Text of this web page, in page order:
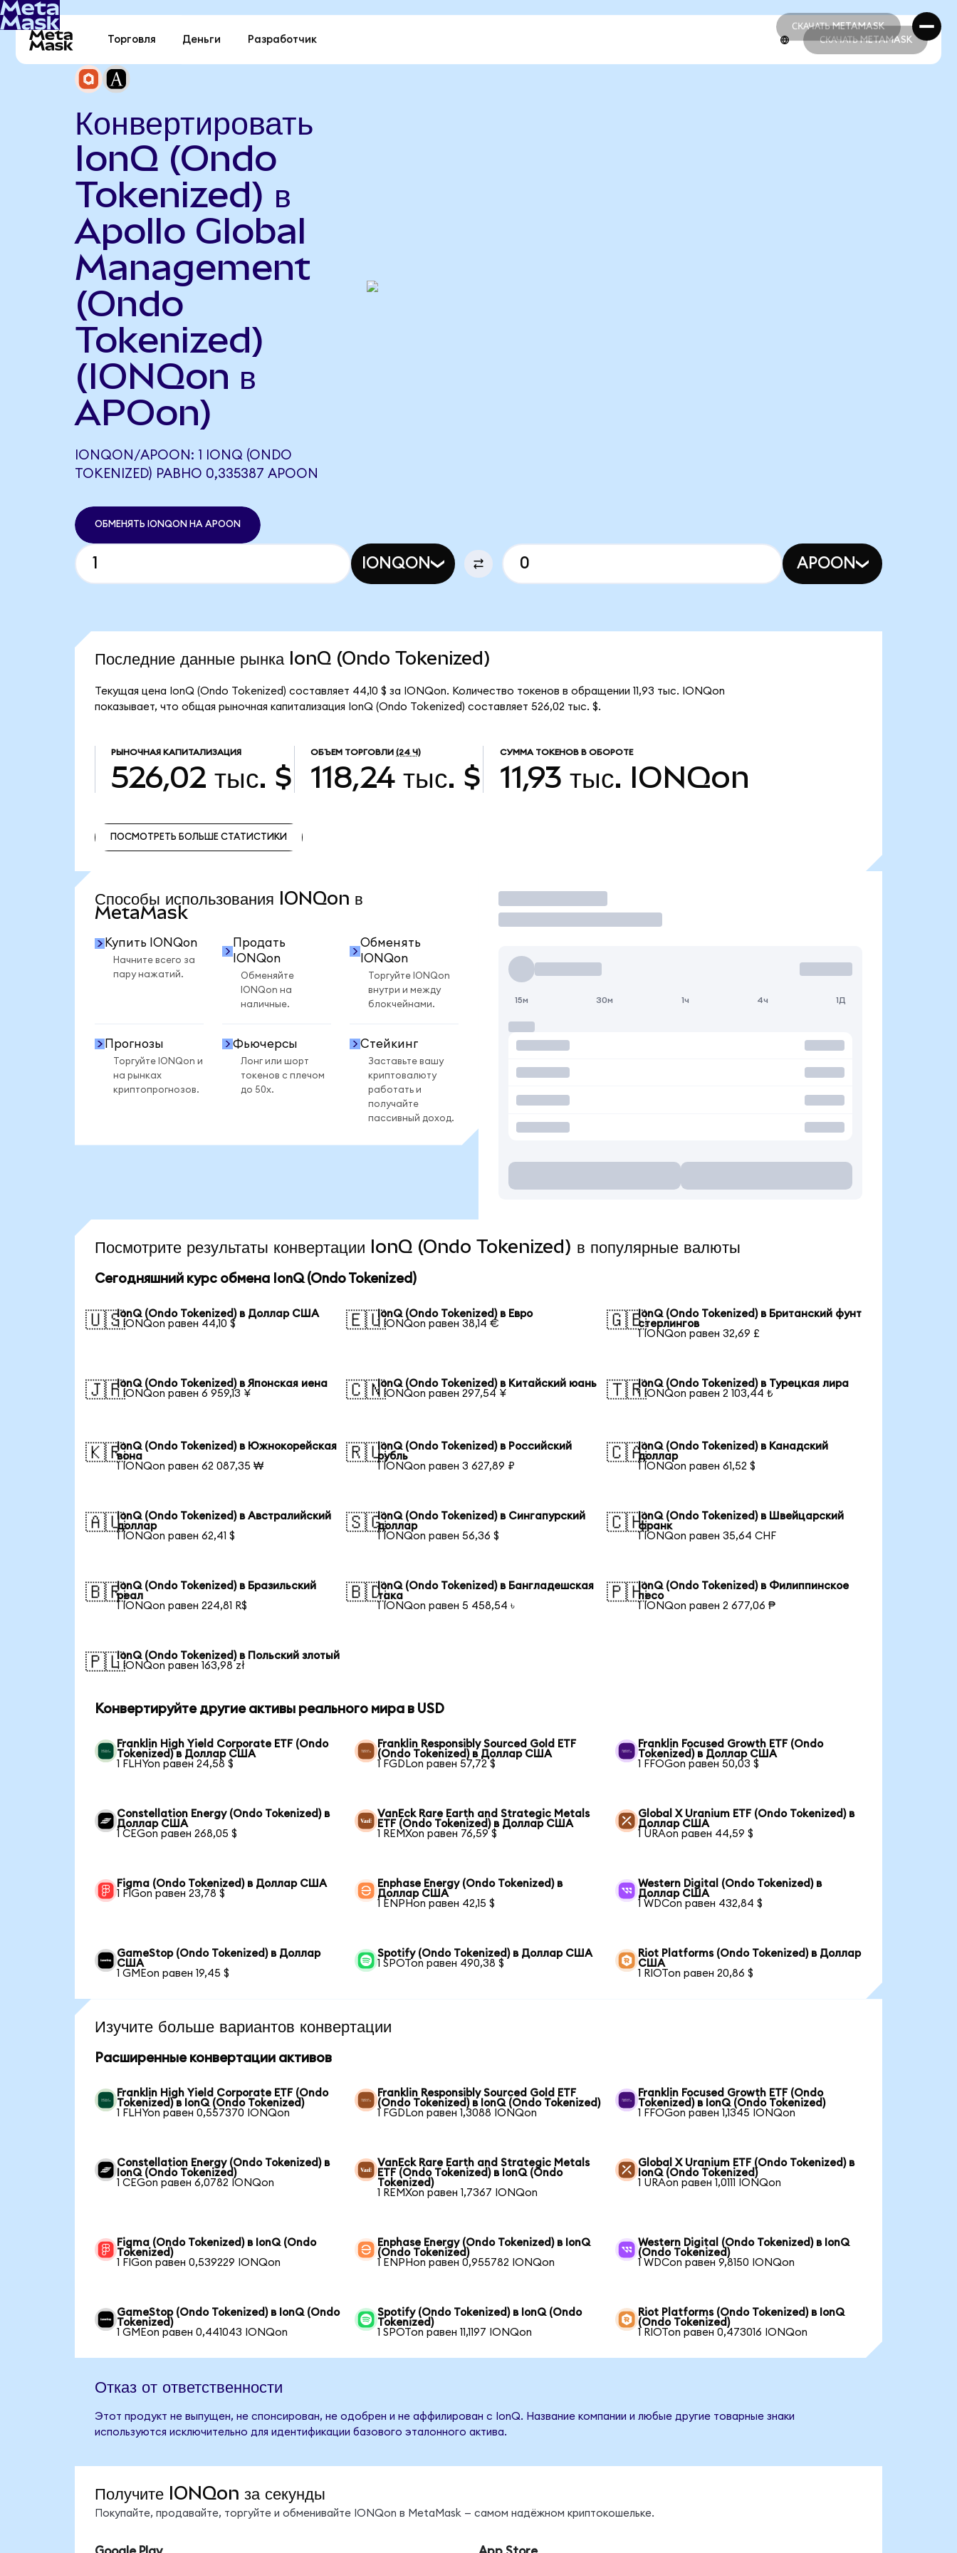
СКАЧАТЬ METAMASK
СКАЧАТЬ METAMASK
Торговля Деньги Разработчик СКАЧАТЬ METAMASK
Конвертировать
IonQ (Ondo
Tokenized) в
Apollo Global
Management
(Ondo
Tokenized)
(IONQon в
APOon)
IONQON/APOON: 1 IONQ (ONDO
TOKENIZED) РАВНО 0,335387 APOON
ОБМЕНЯТЬ IONQON НА APOON
IONQON APOON
Последние данные рынка IonQ (Ondo Tokenized)
Текущая цена IonQ (Ondo Tokenized) составляет 44,10 $ за IONQon. Количество токенов в обращении 11,93 тыс. IONQon
показывает, что общая рыночная капитализация IonQ (Ondo Tokenized) составляет 526,02 тыс. $.
РЫНОЧНАЯ КАПИТАЛИЗАЦИЯ
526,02 тыс. $
ОБЪЕМ ТОРГОВЛИ (24 Ч)
118,24 тыс. $
СУММА ТОКЕНОВ В ОБОРОТЕ
11,93 тыс. IONQon
ПОСМОТРЕТЬ БОЛЬШЕ СТАТИСТИКИ
Способы использования IONQon в
MetaMask
Купить IONQon
Начните всего за
пару нажатий.
Продать
IONQon
Обменяйте
IONQon на
наличные.
Обменять
IONQon
Торгуйте IONQon
внутри и между
блокчейнами.
Прогнозы
Торгуйте IONQon и
на рынках
криптопрогнозов.
Фьючерсы
Лонг или шорт
токенов с плечом
до 50x.
Стейкинг
Заставьте вашу
криптовалюту
работать и
получайте
пассивный доход.
Торговать
15м 30м 1ч 4ч 1Д
Посмотрите результаты конвертации IonQ (Ondo Tokenized) в популярные валюты
Сегодняшний курс обмена IonQ (Ondo Tokenized)
🇺🇸IonQ (Ondo Tokenized) в Доллар США
1 IONQon равен 44,10 $
🇪🇺IonQ (Ondo Tokenized) в Евро
1 IONQon равен 38,14 €
🇬🇧IonQ (Ondo Tokenized) в Британский фунт
стерлингов
1 IONQon равен 32,69 £
🇯🇵IonQ (Ondo Tokenized) в Японская иена
1 IONQon равен 6 959,13 ¥
🇨🇳IonQ (Ondo Tokenized) в Китайский юань
1 IONQon равен 297,54 ¥
🇹🇷IonQ (Ondo Tokenized) в Турецкая лира
1 IONQon равен 2 103,44 ₺
🇰🇷IonQ (Ondo Tokenized) в Южнокорейская
вона
1 IONQon равен 62 087,35 ₩
🇷🇺IonQ (Ondo Tokenized) в Российский
рубль
1 IONQon равен 3 627,89 ₽
🇨🇦IonQ (Ondo Tokenized) в Канадский
доллар
1 IONQon равен 61,52 $
🇦🇺IonQ (Ondo Tokenized) в Австралийский
доллар
1 IONQon равен 62,41 $
🇸🇬IonQ (Ondo Tokenized) в Сингапурский
доллар
1 IONQon равен 56,36 $
🇨🇭IonQ (Ondo Tokenized) в Швейцарский
франк
1 IONQon равен 35,64 CHF
🇧🇷IonQ (Ondo Tokenized) в Бразильский
реал
1 IONQon равен 224,81 R$
🇧🇩IonQ (Ondo Tokenized) в Бангладешская
така
1 IONQon равен 5 458,54 ৳
🇵🇭IonQ (Ondo Tokenized) в Филиппинское
песо
1 IONQon равен 2 677,06 ₱
🇵🇱IonQ (Ondo Tokenized) в Польский злотый
1 IONQon равен 163,98 zł
Конвертируйте другие активы реального мира в USD
Franklin High Yield Corporate ETF (Ondo
Tokenized) в Доллар США
1 FLHYon равен 24,58 $
Franklin Responsibly Sourced Gold ETF
(Ondo Tokenized) в Доллар США
1 FGDLon равен 57,72 $
Franklin Focused Growth ETF (Ondo
Tokenized) в Доллар США
1 FFOGon равен 50,03 $
Constellation Energy (Ondo Tokenized) в
Доллар США
1 CEGon равен 268,05 $
VanEck Rare Earth and Strategic Metals
ETF (Ondo Tokenized) в Доллар США
1 REMXon равен 76,59 $
Global X Uranium ETF (Ondo Tokenized) в
Доллар США
1 URAon равен 44,59 $
Figma (Ondo Tokenized) в Доллар США
1 FIGon равен 23,78 $
Enphase Energy (Ondo Tokenized) в
Доллар США
1 ENPHon равен 42,15 $
Western Digital (Ondo Tokenized) в
Доллар США
1 WDCon равен 432,84 $
GameStop (Ondo Tokenized) в Доллар
США
1 GMEon равен 19,45 $
Spotify (Ondo Tokenized) в Доллар США
1 SPOTon равен 490,38 $
Riot Platforms (Ondo Tokenized) в Доллар
США
1 RIOTon равен 20,86 $
Изучите больше вариантов конвертации
Расширенные конвертации активов
Franklin High Yield Corporate ETF (Ondo
Tokenized) в IonQ (Ondo Tokenized)
1 FLHYon равен 0,557370 IONQon
Franklin Responsibly Sourced Gold ETF
(Ondo Tokenized) в IonQ (Ondo Tokenized)
1 FGDLon равен 1,3088 IONQon
Franklin Focused Growth ETF (Ondo
Tokenized) в IonQ (Ondo Tokenized)
1 FFOGon равен 1,1345 IONQon
Constellation Energy (Ondo Tokenized) в
IonQ (Ondo Tokenized)
1 CEGon равен 6,0782 IONQon
VanEck Rare Earth and Strategic Metals
ETF (Ondo Tokenized) в IonQ (Ondo
Tokenized)
1 REMXon равен 1,7367 IONQon
Global X Uranium ETF (Ondo Tokenized) в
IonQ (Ondo Tokenized)
1 URAon равен 1,0111 IONQon
Figma (Ondo Tokenized) в IonQ (Ondo
Tokenized)
1 FIGon равен 0,539229 IONQon
Enphase Energy (Ondo Tokenized) в IonQ
(Ondo Tokenized)
1 ENPHon равен 0,955782 IONQon
Western Digital (Ondo Tokenized) в IonQ
(Ondo Tokenized)
1 WDCon равен 9,8150 IONQon
GameStop (Ondo Tokenized) в IonQ (Ondo
Tokenized)
1 GMEon равен 0,441043 IONQon
Spotify (Ondo Tokenized) в IonQ (Ondo
Tokenized)
1 SPOTon равен 11,1197 IONQon
Riot Platforms (Ondo Tokenized) в IonQ
(Ondo Tokenized)
1 RIOTon равен 0,473016 IONQon
Отказ от ответственности
Этот продукт не выпущен, не спонсирован, не одобрен и не аффилирован с IonQ. Название компании и любые другие товарные знаки
используются исключительно для идентификации базового эталонного актива.
Получите IONQon за секунды
Покупайте, продавайте, торгуйте и обменивайте IONQon в MetaMask — самом надёжном криптокошельке.